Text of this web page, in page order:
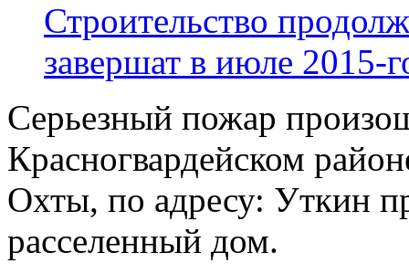
Строительство
завершат в июле 2015-
Серьезный пожар
Красногвардейском
Охты, по адресу: Уткин
расселенный дом.